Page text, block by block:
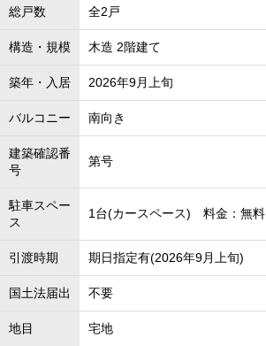
総戸数 全2戸
構造・規模 木造 2階建て
築年・入居 2026年9月上旬
バルコニー 南向き
建築確認番
号
第号
駐車スペー
ス
1台(カースペース) 料金：無料
引渡時期 期日指定有(2026年9月上旬)
国土法届出 不要
地目 宅地